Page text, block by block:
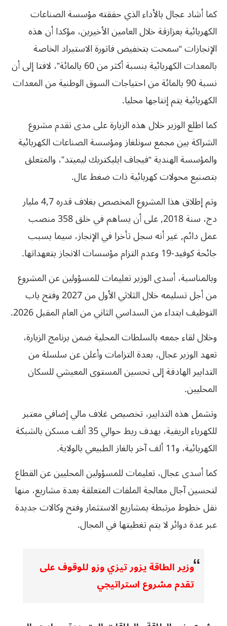
كما أشاد عجال بالأداء الذي حققته مؤسسة الصناعات
الكهربائية بعزازقة خلال العامين الأخيرين، مؤكدا أن هذه
الإنجازات “سمحت بتخفيض فاتورة الاستيراد الخاصة
بالمعدات الكهربائية بنسبة أكثر من 60 بالمائة”، لافتا إلى أن
نسبة 90 بالمائة من احتياجات السوق الوطنية من المعدات
الكهربائية يتم إنتاجها محليا.
كما اطلع الوزير خلال هذه الزيارة على مدى تقدم مشروع
الشراكة بين مجمع سونلغاز ومؤسسة الصناعات الكهربائية
والمؤسسة الهندية “فيجاف ايليكتريك ليميتد”، والمتعلق
بتصنيع محولات كهربائية ذات ضغط عال.
وتم إطلاق هذا المشروع المخصص بغلاف قدره 4,7 مليار
دج، سنة 2018, على أن يساهم في خلق 358 منصب
عمل دائم, غير أنه سجل تأخرا في الإنجاز، سيما بسبب
جائحة كوفيد-19 وعدم التزام مؤسسات الانجاز بتعهداتها.
وبالمناسبة، أسدى الوزير تعليمات للمسؤولين عن المشروع
من أجل تسليمه خلال الثلاثي الأول من 2027 وفتح باب
التوظيف ابتداء من السداسي الثاني من العام المقبل 2026.
وخلال لقاء جمعه بالسلطات المحلية ضمن برنامج الزيارة،
تعهد الوزير عجال، بعدة التزامات وأعلن عن سلسلة من
التدابير الهادفة إلى تحسين المستوى المعيشي للسكان
المحليين.
وتشمل هذه التدابير، تخصيص غلاف مالي إضافي معتبر
للكهرباء الريفية، بهدف ربط حوالي 35 ألف مسكن بالشبكة
الكهربائية، و11 ألف آخر بالغاز الطبيعي بالولاية.
كما أسدى عجال، تعليمات للمسؤولين المحليين عن القطاع
لتحسين آجال معالجة الملفات المتعلقة بعدة مشاريع، منها
نقل خطوط مرتبطة بمشاريع الاستثمار وفتح وكالات جديدة
عبر عدة دوائر لا يتم تغطيتها في المجال.
وزير الطاقة يزور تيزي وزو للوقوف على
تقدم مشروع استراتيجي